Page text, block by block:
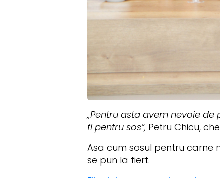
„Pentru asta avem nevoie
fi pentru sos”, Petru Chicu,
Asa cum sosul pentru
se pun la fiert.